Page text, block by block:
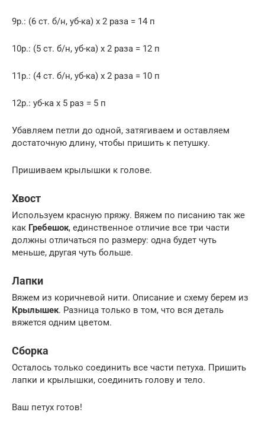
9р.: (6 ст. б/н, уб-ка) х 2 раза = 14 п
10р.: (5 ст. б/н, уб-ка) х 2 раза = 12 п
11р.: (4 ст. б/н, уб-ка) х 2 раза = 10 п
12р.: уб-ка х 5 раз = 5 п
Убавляем петли до одной, затягиваем и оставляем
достаточную длину, чтобы пришить к петушку.
Пришиваем крылышки к голове.
Хвост
Используем красную пряжу. Вяжем по писанию так же
как Гребешок, единственное отличие все три части
должны отличаться по размеру: одна будет чуть
меньше, другая чуть больше.
Лапки
Вяжем из коричневой нити. Описание и схему берем из
Крылышек. Разница только в том, что вся деталь
вяжется одним цветом.
Сборка
Осталось только соединить все части петуха. Пришить
лапки и крылышки, соединить голову и тело.
Ваш петух готов!